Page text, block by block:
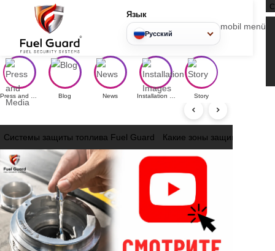
Язык
Русский
mobil
Installation Images Story
Системы защиты топлива Fuel Guard Какие зоны